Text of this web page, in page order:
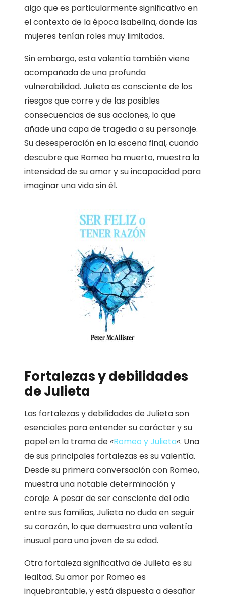
algo que es particularmente significativo en
el contexto de la época isabelina, donde las
mujeres tenían roles muy limitados.
Sin embargo, esta valentía también viene
acompañada de una profunda
vulnerabilidad. Julieta es consciente de los
riesgos que corre y de las posibles
consecuencias de sus acciones, lo que
añade una capa de tragedia a su personaje.
Su desesperación en la escena final, cuando
descubre que Romeo ha muerto, muestra la
intensidad de su amor y su incapacidad para
imaginar una vida sin él.
Fortalezas y debilidades
de Julieta
Las fortalezas y debilidades de Julieta son
esenciales para entender su carácter y su
papel en la trama de «Romeo y Julieta«. Una
de sus principales fortalezas es su valentía.
Desde su primera conversación con Romeo,
muestra una notable determinación y
coraje. A pesar de ser consciente del odio
entre sus familias, Julieta no duda en seguir
su corazón, lo que demuestra una valentía
inusual para una joven de su edad.
Otra fortaleza significativa de Julieta es su
lealtad. Su amor por Romeo es
inquebrantable, y está dispuesta a desafiar